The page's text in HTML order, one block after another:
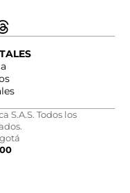
S.A.S. Todos los